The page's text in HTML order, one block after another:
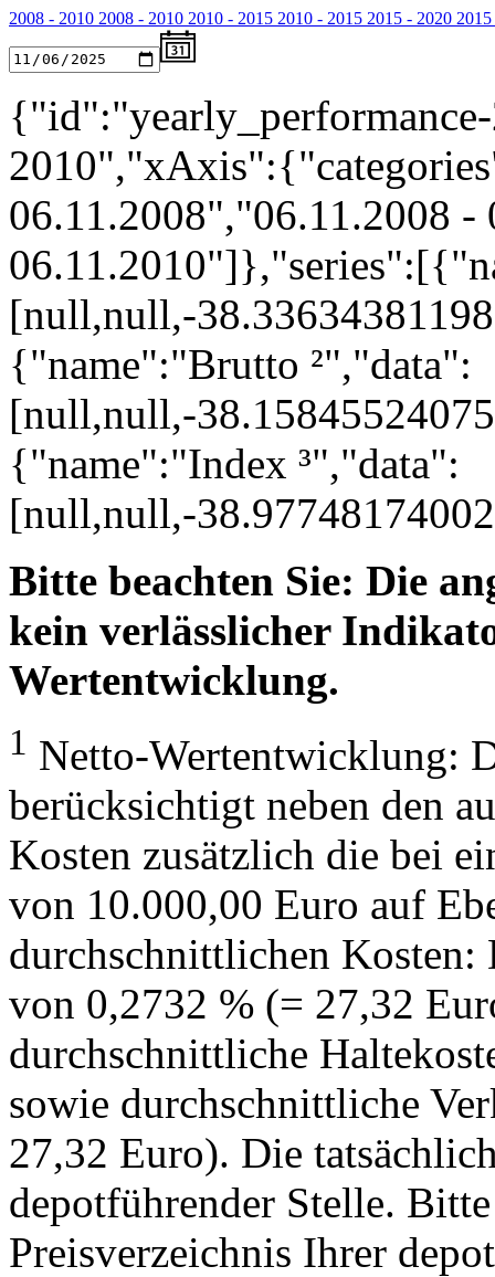
2008 - 2010 2008 - 2010 2010 - 2015 2010 - 2015 2015 - 2020
06.11.2008","06.11.2008
[null,null,-
{"name":"Brutto ²","data":
[null,null,-
{"name":"Index ³","data":
[null,null,-
Bitte beachten Sie: Die
kein verlässlicher
Wertentwicklung.
1 Netto-Wertentwicklung:
berücksichtigt neben den
Kosten zusätzlich die bei
von 10.000,00 Euro auf
durchschnittlichen
von 0,2732 % (= 27,32
durchschnittliche
sowie durchschnittliche
27,32 Euro). Die
depotführender Stelle.
Preisverzeichnis Ihrer